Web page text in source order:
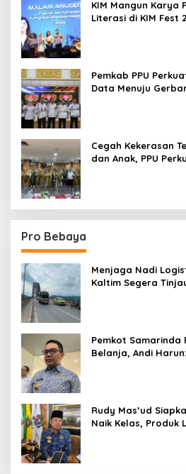
KIM Mangun Karya
Literasi di KIM Fest
Pemkab PPU
Data Menuju
Cegah Kekerasan
dan Anak, PPU
Pro Bebaya
Menjaga Nadi
Kaltim Segera
Pemkot Samarinda
Belanja, Andi
Rudy Mas’ud
Naik Kelas, Produk